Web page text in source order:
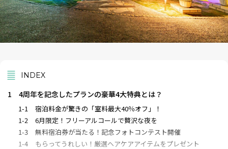
INDEX
1 4周年を記念したプランの豪華4大特典とは？
1-1
宿泊料金が驚きの「室料最大40％オフ」！
1-2
6月限定！フリーアルコールで贅沢な夜を
1-3
無料宿泊券が当たる！記念フォトコンテスト開催
1-4
もらってうれしい！厳選ヘアケアアイテムをプレゼント